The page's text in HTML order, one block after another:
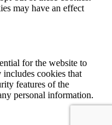
may have an effect
for the website to
cookies that
features of the
personal information.